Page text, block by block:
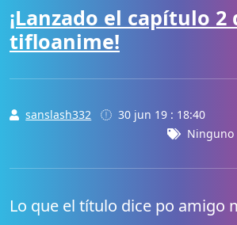
¡Lanzado el capítulo 2
tifloanime!
sanslash332
30 jun 19 : 18:40
Lo que el título dice po amigo